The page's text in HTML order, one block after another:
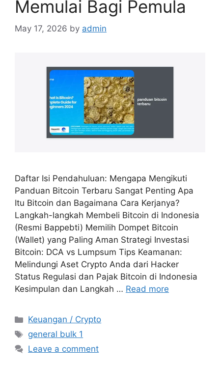
Memulai Bagi Pemula
May 17, 2026 by admin
Daftar Isi Pendahuluan: Mengapa Mengikuti
Panduan Bitcoin Terbaru Sangat Penting Apa
Itu Bitcoin dan Bagaimana Cara Kerjanya?
Langkah-langkah Membeli Bitcoin di Indonesia
(Resmi Bappebti) Memilih Dompet Bitcoin
(Wallet) yang Paling Aman Strategi Investasi
Bitcoin: DCA vs Lumpsum Tips Keamanan:
Melindungi Aset Crypto Anda dari Hacker
Status Regulasi dan Pajak Bitcoin di Indonesia
Kesimpulan dan Langkah … Read more
Categories
Keuangan / Crypto
Tags
general bulk 1
Leave a comment